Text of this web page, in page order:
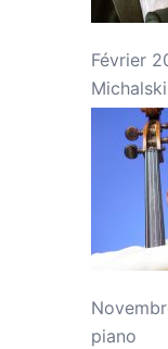
Février
piano